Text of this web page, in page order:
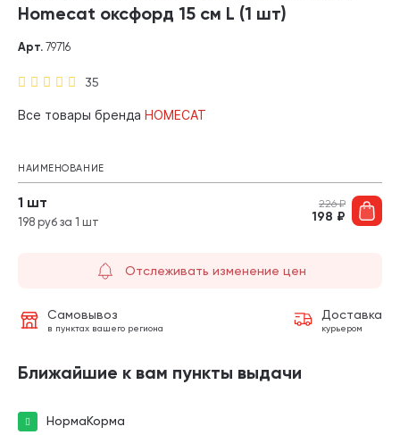
Homecat оксфорд 15 см L (1 шт)
35
Арт. 79716
Все товары бренда HOMECAT
НАИМЕНОВАНИЕ
1 шт
198 руб за 1 шт
226₽
198 ₽
Отслеживать изменение цен
Самовывоз
в пунктах вашего региона
Доставка
курьером
Ближайшие к вам пункты выдачи
НормаКорма